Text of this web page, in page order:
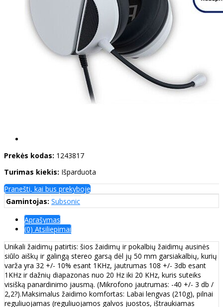
Prekės kodas: 1243817
Turimas kiekis: Išparduota
Pranešti, kai bus prekyboje
Gamintojas: Subsonic
Aprašymas
(0) Atsiliepimai
Unikali žaidimų patirtis: šios žaidimų ir pokalbių žaidimų ausinės
siūlo aiškų ir galingą stereo garsą dėl jų 50 mm garsiakalbių, kurių
varža yra 32 +/- 10% esant 1KHz, jautrumas 108 +/- 3db esant
1KHz ir dažnių diapazonas nuo 20 Hz iki 20 KHz, kuris suteiks
visišką panardinimo jausmą. (Mikrofono jautrumas: -40 +/- 3 db /
2,2?).Maksimalus žaidimo komfortas: Labai lengvas (210g), pilnai
reguliuojamas (reguliuojamos galvos juostos, ištraukiamas